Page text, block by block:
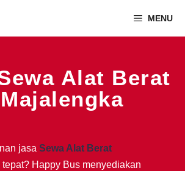
MENU
Alat Berat
jasa Sewa Alat Berat
tepat? Happy Bus menyediakan